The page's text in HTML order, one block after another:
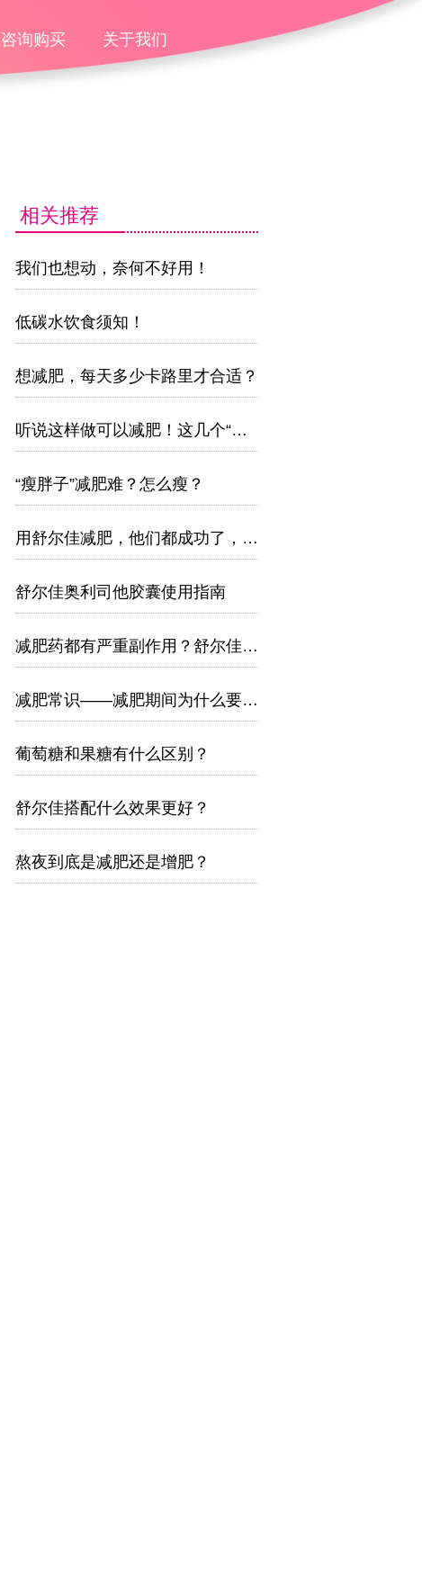
咨询购买 关于我们
相关推荐
我们也想动，奈何不好用！
低碳水饮食须知！
想减肥，每天多少卡路里才合适？
听说这样做可以减肥！这几个“听说”，骗了多少人！
“瘦胖子”减肥难？怎么瘦？
用舒尔佳减肥，他们都成功了，为什么你没有？
舒尔佳奥利司他胶囊使用指南
减肥药都有严重副作用？舒尔佳敢说不！
减肥常识——减肥期间为什么要多吃蛋白质！
葡萄糖和果糖有什么区别？
舒尔佳搭配什么效果更好？
熬夜到底是减肥还是增肥？